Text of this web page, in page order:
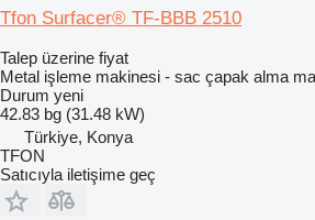
Tfon Surfacer® TF-BBB 2510
Talep üzerine fiyat
Metal işleme makinesi - sac çapak alma
Durum yeni
42.83 bg (31.48 kW)
Türkiye, Konya
TFON
Satıcıyla iletişime geç